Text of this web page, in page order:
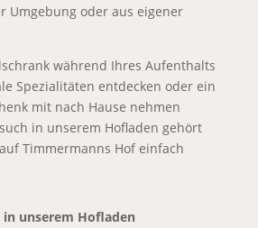
Umgebung oder aus eigener
während Ihres Aufenthalts
Spezialitäten entdecken oder ein
mit nach Hause nehmen
in unserem Hofladen gehört
Timmermanns Hof einfach
unserem Hofladen